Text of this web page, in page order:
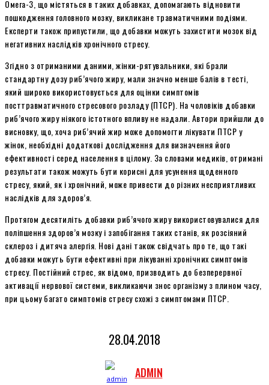
Омега-3, що містяться в таких добавках, допомагають відновити
пошкодження головного мозку, викликане травматичними подіями.
Експерти також припустили, що добавки можуть захистити мозок від
негативних наслідків хронічного стресу.
Згідно з отриманими даними, жінки-рятувальники, які брали
стандартну дозу риб’ячого жиру, мали значно менше балів в тесті,
який широко використовується для оцінки симптомів
посттравматичного стресового розладу (ПТСР). На чоловіків добавки
риб’ячого жиру ніякого істотного впливу не надали. Автори прийшли до
висновку, що, хоча риб’ячий жир може допомогти лікувати ПТСР у
жінок, необхідні додаткові дослідження для визначення його
ефективності серед населення в цілому. За словами медиків, отримані
результати також можуть бути корисні для усунення щоденного
стресу, який, як і хронічний, може привести до різних несприятливих
наслідків для здоров’я.
Протягом десятиліть добавки риб’ячого жиру використовувалися для
поліпшення здоров’я мозку і запобігання таких станів, як розсіяний
склероз і дитяча алергія. Нові дані також свідчать про те, що такі
добавки можуть бути ефективні при лікуванні хронічних симптомів
стресу. Постійний стрес, як відомо, призводить до безперервної
активації нервової системи, викликаючи знос організму з плином часу,
при цьому багато симптомів стресу схожі з симптомами ПТСР.
28.04.2018
ADMIN